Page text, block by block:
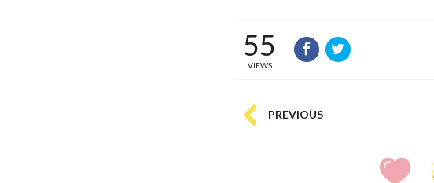
55
VIEWS
PREVIOUS